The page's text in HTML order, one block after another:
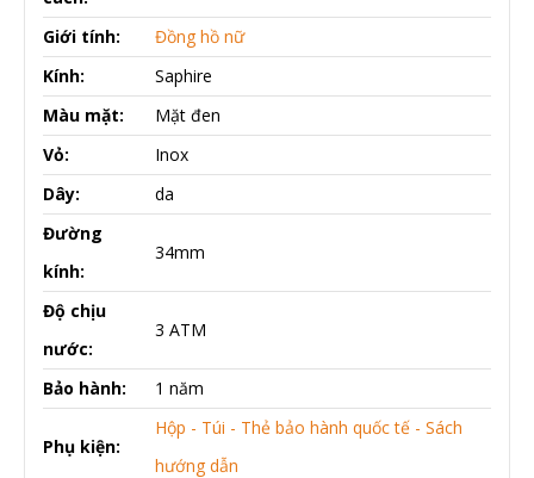
Giới tính:
Đồng hồ nữ
Kính:
Saphire
Màu mặt:
Mặt đen
Vỏ:
Inox
Dây:
da
Đường
kính:
34mm
Độ chịu
nước:
3 ATM
Bảo hành: 1 năm
Phụ kiện:
Hộp - Túi - Thẻ bảo hành quốc tế - Sách
hướng dẫn